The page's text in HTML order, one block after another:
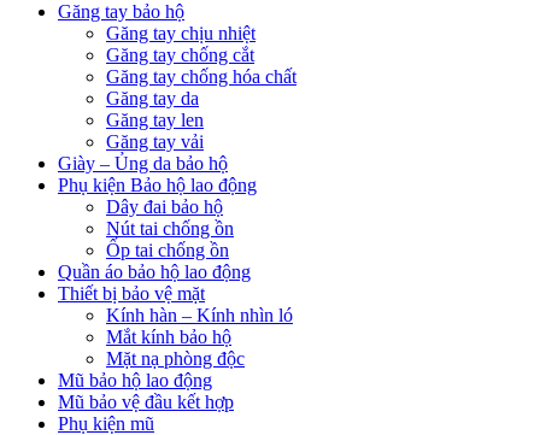
Găng tay bảo hộ
Găng tay chịu nhiệt
Găng tay chống cắt
Găng tay chống hóa chất
Găng tay da
Găng tay len
Găng tay vải
Giày – Ủng da bảo hộ
Phụ kiện Bảo hộ lao động
Dây đai bảo hộ
Nút tai chống ồn
Ốp tai chống ồn
Quần áo bảo hộ lao động
Thiết bị bảo vệ mặt
Kính hàn – Kính nhìn ló
Mắt kính bảo hộ
Mặt nạ phòng độc
Mũ bảo hộ lao động
Mũ bảo vệ đầu kết hợp
Phụ kiện mũ